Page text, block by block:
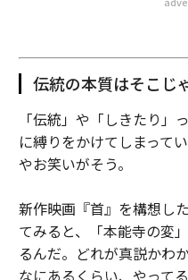
伝統の本質はそこじ
「伝統」や「しきたり」
に縛りをかけてしまって
やお笑いがそう。
新作映画『首』を構想し
てみると、「本能寺の変
るんだ。どれが真説かわ
なにあるくらい、やって